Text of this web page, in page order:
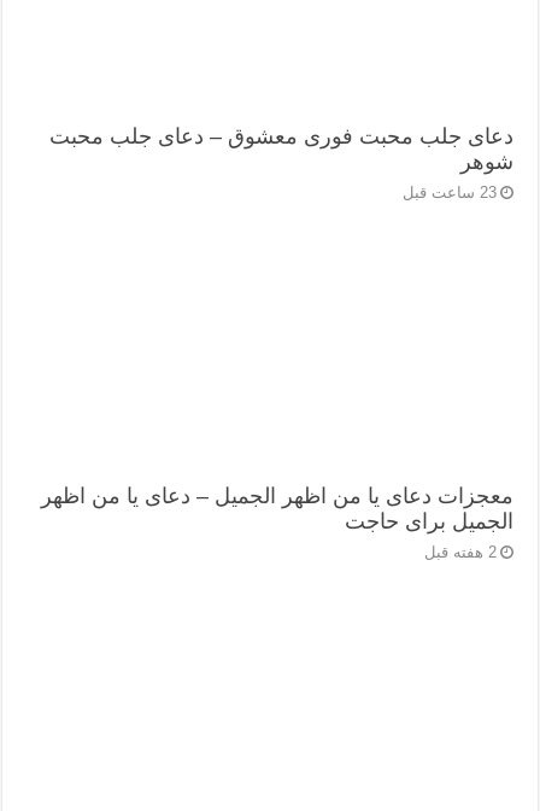
دعای جلب محبت فوری معشوق – دعای جلب محبت
شوهر
23 ساعت قبل
معجزات دعای یا من اظهر الجمیل – دعای یا من اظهر
الجمیل برای حاجت
2 هفته قبل